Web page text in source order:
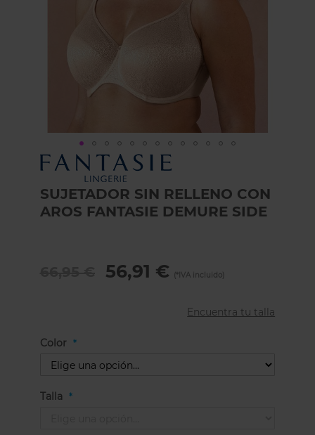
SUJETADOR SIN RELLENO CON
AROS FANTASIE DEMURE SIDE
56,91 €
Encuentra tu talla
Color
Talla
beginning